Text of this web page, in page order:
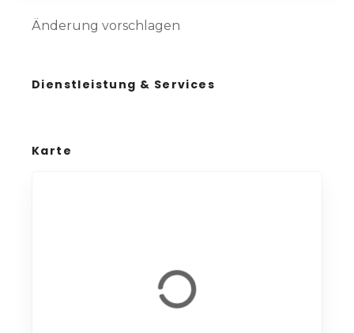
Änderung vorschlagen
Dienstleistung & Services
Karte